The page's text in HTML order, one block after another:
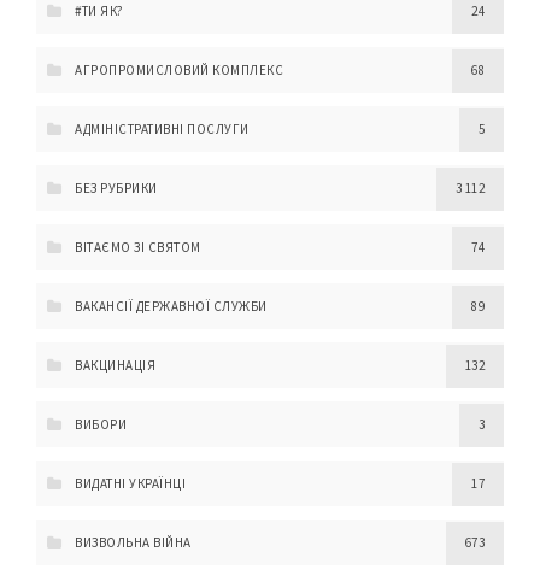
#ТИ ЯК? 24
АГРОПРОМИСЛОВИЙ КОМПЛЕКС 68
АДМІНІСТРАТИВНІ ПОСЛУГИ 5
БЕЗ РУБРИКИ 3 112
ВІТАЄМО ЗІ СВЯТОМ 74
ВАКАНСІЇ ДЕРЖАВНОЇ СЛУЖБИ 89
ВАКЦИНАЦІЯ 132
ВИБОРИ 3
ВИДАТНІ УКРАЇНЦІ 17
ВИЗВОЛЬНА ВІЙНА 673